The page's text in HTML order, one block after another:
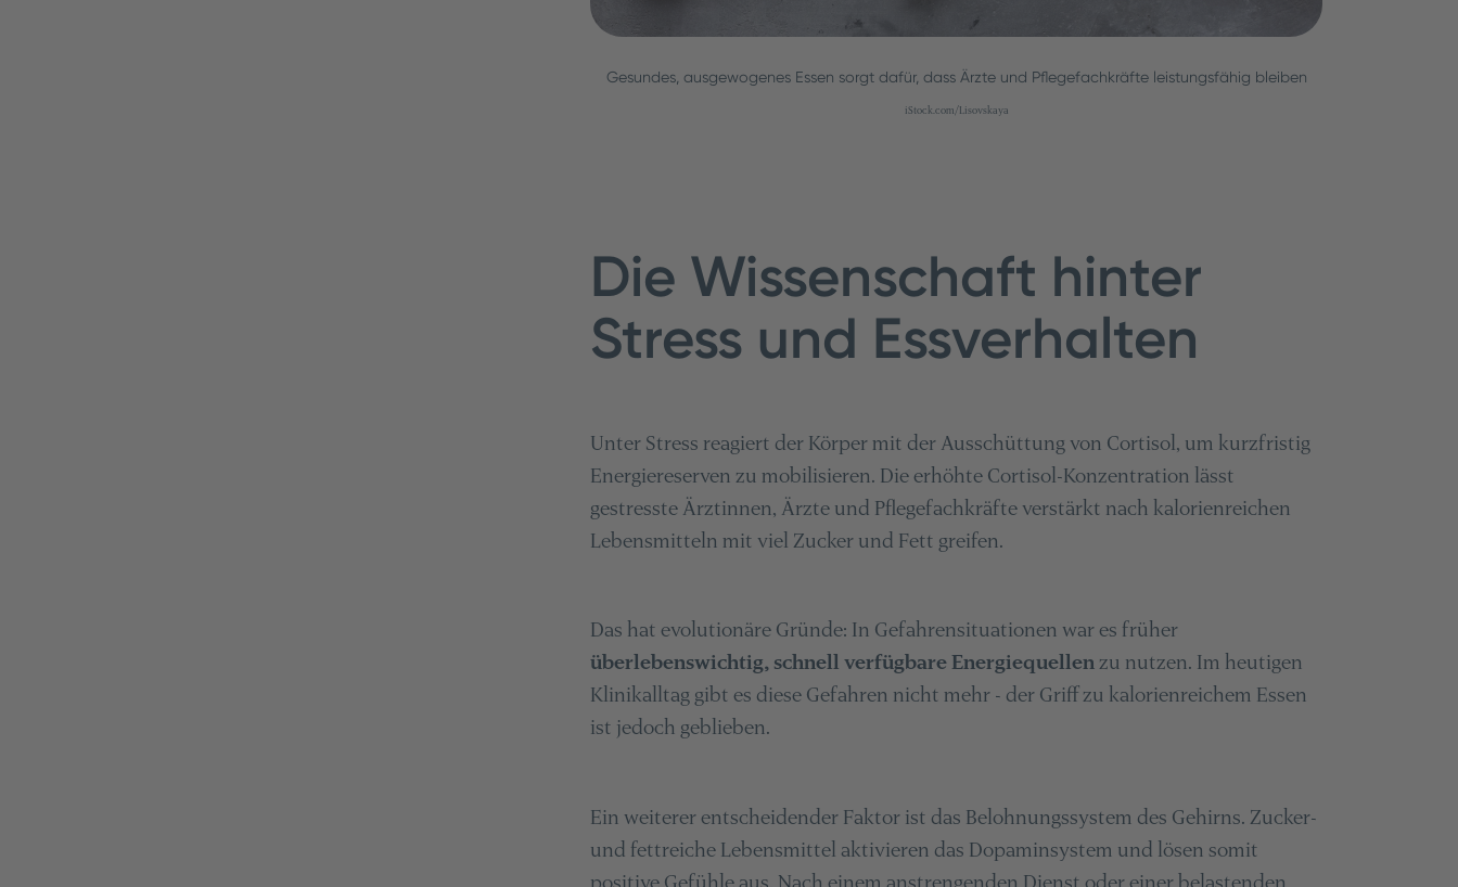
Gesundes, ausgewogenes Essen sorgt dafür, dass Ärzte und Pflegefachkräfte leistungsfähig bleiben
iStock.com/Lisovskaya
Die Wissenschaft hinter
Stress und Essverhalten
Unter Stress reagiert der Körper mit der Ausschüttung von Cortisol, um kurzfristig
Energiereserven zu mobilisieren. Die erhöhte Cortisol-Konzentration lässt
gestresste Ärztinnen, Ärzte und Pflegefachkräfte verstärkt nach kalorienreichen
Lebensmitteln mit viel Zucker und Fett greifen.
Das hat evolutionäre Gründe: In Gefahrensituationen war es früher
überlebenswichtig, schnell verfügbare Energiequellenzu nutzen. Im heutigen
Klinikalltag gibt es diese Gefahren nicht mehr - der Griff zu kalorienreichem Essen
ist jedoch geblieben.
Ein weiterer entscheidender Faktor ist das Belohnungssystem des Gehirns. Zucker-
und fettreiche Lebensmittel aktivieren das Dopaminsystem und lösen somit
positive Gefühle aus. Nach einem anstrengenden Dienst oder einer belastenden